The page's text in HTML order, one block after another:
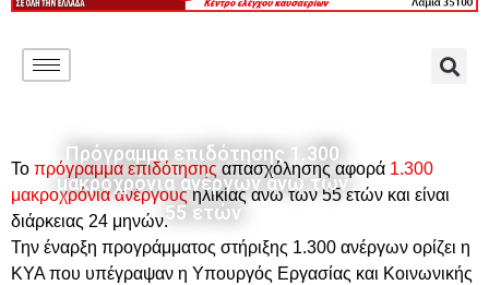
Πρόγραμμα επιδότησης 1.300
μακροχρόνια ανέργων άνω των
55 ετών
Το πρόγραμμα επιδότησης απασχόλησης αφορά 1.300
μακροχρόνια ανέργουςηλικίας άνω των 55 ετών και είναι
διάρκειας 24 μηνών.
Την έναρξη προγράμματος στήριξης 1.300 ανέργων ορίζει η
ΚΥΑ που υπέγραψαν η Υπουργός Εργασίας και Κοινωνικής